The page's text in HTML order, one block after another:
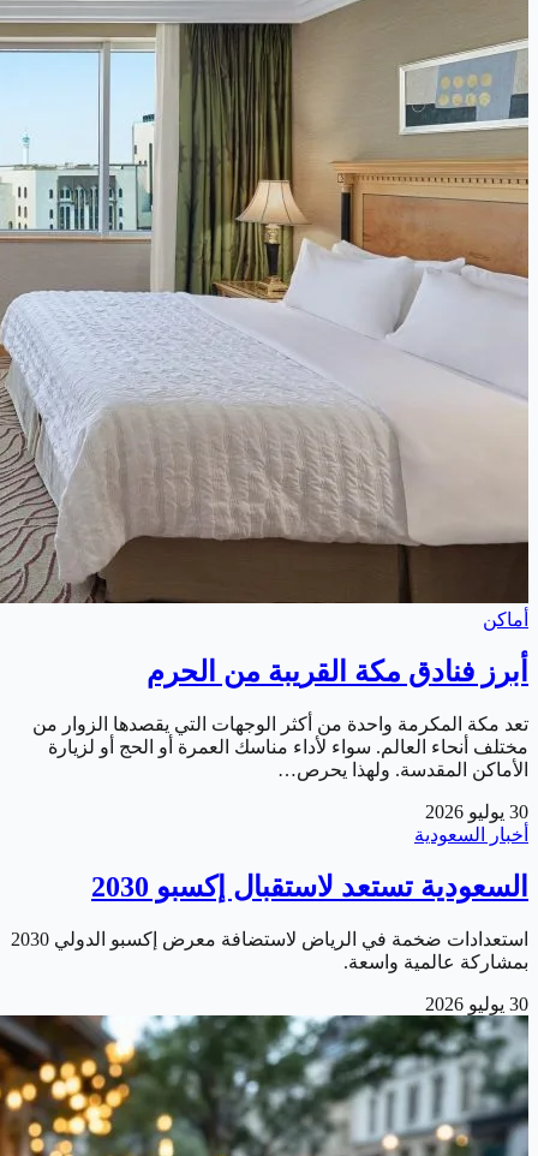
أماكن
أبرز فنادق مكة القريبة من الحرم
تعد مكة المكرمة واحدة من أكثر الوجهات التي يقصدها الزوار من
مختلف أنحاء العالم. سواء لأداء مناسك العمرة أو الحج أو لزيارة
الأماكن المقدسة. ولهذا يحرص…
30 يوليو 2026
أخبار السعودية
السعودية تستعد لاستقبال إكسبو 2030
استعدادات ضخمة في الرياض لاستضافة معرض إكسبو الدولي 2030
بمشاركة عالمية واسعة.
30 يوليو 2026